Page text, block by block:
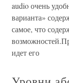
audio очень
варианта»
самое, что
идет его